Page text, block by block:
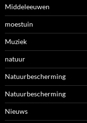
Middeleeuwen
moestuin
Muziek
natuur
Natuurbescherming
Natuurbescherming
Nieuws